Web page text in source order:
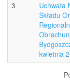
3
Uchwała
Składu
kwietnia